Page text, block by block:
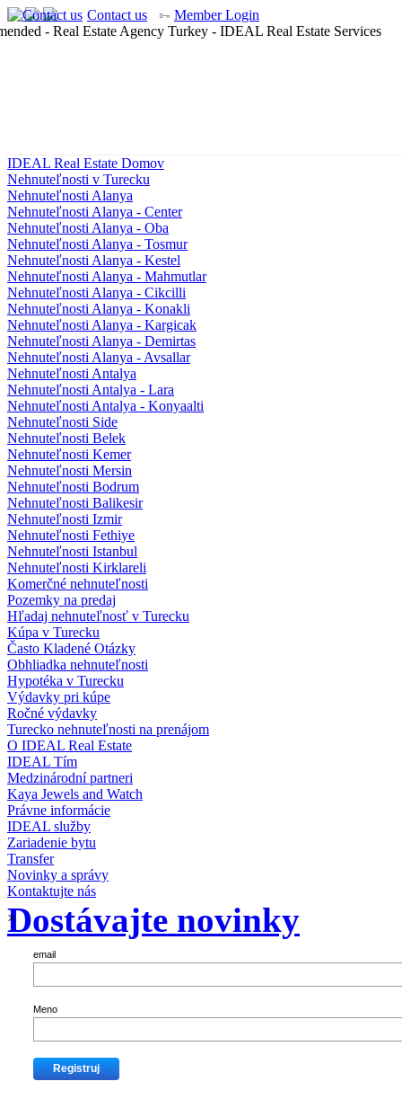
Contact us Member Login
×
IDEAL Real Estate Domov
Nehnuteľnosti v Turecku
Nehnuteľnosti Alanya
Nehnuteľnosti Alanya - Center
Nehnuteľnosti Alanya - Oba
Nehnuteľnosti Alanya - Tosmur
Nehnuteľnosti Alanya - Kestel
Nehnuteľnosti Alanya - Mahmutlar
Nehnuteľnosti Alanya - Cikcilli
Nehnuteľnosti Alanya - Konakli
Nehnuteľnosti Alanya - Kargicak
Nehnuteľnosti Alanya - Demirtas
Nehnuteľnosti Alanya - Avsallar
Nehnuteľnosti Antalya
Nehnuteľnosti Antalya - Lara
Nehnuteľnosti Antalya - Konyaalti
Nehnuteľnosti Side
Nehnuteľnosti Belek
Nehnuteľnosti Kemer
Nehnuteľnosti Mersin
Nehnuteľnosti Bodrum
Nehnuteľnosti Balikesir
Nehnuteľnosti Izmir
Nehnuteľnosti Fethiye
Nehnuteľnosti Istanbul
Nehnuteľnosti Kirklareli
Komerčné nehnuteľnosti
Pozemky na predaj
Hľadaj nehnuteľnosť v Turecku
Kúpa v Turecku
Často Kladené Otázky
Obhliadka nehnuteľnosti
Hypotéka v Turecku
Výdavky pri kúpe
Ročné výdavky
Turecko nehnuteľnosti na prenájom
O IDEAL Real Estate
IDEAL Tím
Medzinárodní partneri
Kaya Jewels and Watch
Právne informácie
IDEAL služby
Zariadenie bytu
Transfer
Novinky a správy
Kontaktujte nás
Dostávajte novinky
email
Meno